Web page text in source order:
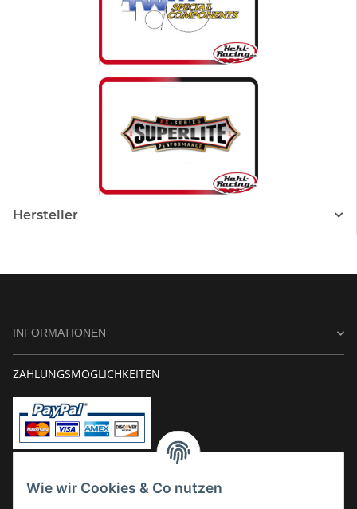
Wie wir Cookies & Co nutzen
Hersteller
INFORMATIONEN
ZAHLUNGSMÖGLICHKEITEN